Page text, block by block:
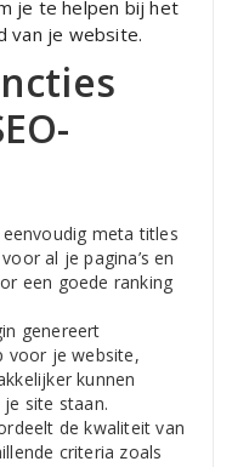
je te helpen bij het
van je website.
meta titles
al je pagina’s en
een goede ranking
genereert
voor je website,
kunnen
je site staan.
de kwaliteit van
criteria zoals